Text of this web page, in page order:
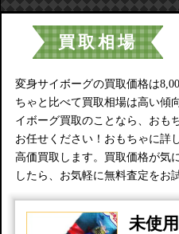
買取相場
変身サイボーグの買取価格は
ちゃと比べて買取相場は高い傾
イボーグ買取のことなら、おも
お任せください！おもちゃに詳
高価買取します。買取価格が気
したら、お気軽に無料査定をお
未使